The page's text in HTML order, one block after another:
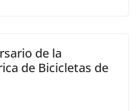
de la
de Bicicletas de